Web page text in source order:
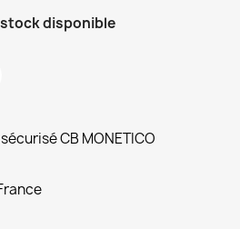
disponible
CB MONETICO